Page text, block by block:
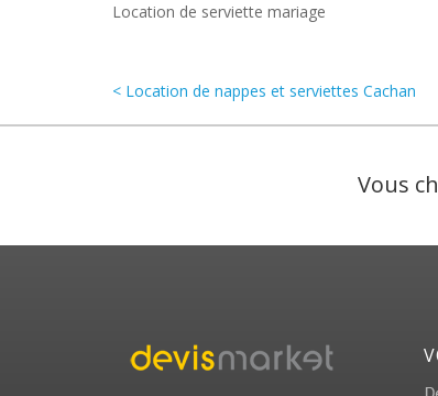
Location de serviette mariage
< Location de nappes et serviettes Cachan
Vous